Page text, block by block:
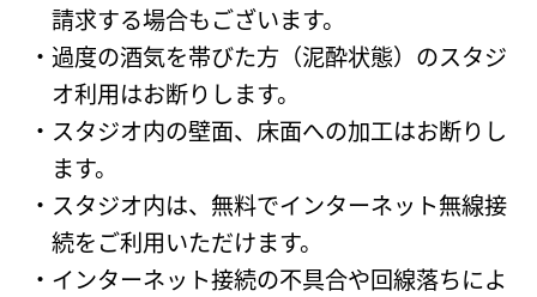
請求する場合もございます。
過度の酒気を帯びた方（泥酔状態）のスタジ
オ利用はお断りします。
スタジオ内の壁面、床面への加工はお断りし
ます。
スタジオ内は、無料でインターネット無線接
続をご利用いただけます。
インターネット接続の不具合や回線落ちによ